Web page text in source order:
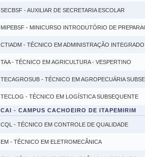
SECBSF - AUXILIAR DE SECRETARIA ESCOLAR
MIPEBSF - MINICURSO INTRODUTÓRIO DE
CTIADM - TÉCNICO EM ADMINISTRAÇÃO
TAA - TÉCNICO EM AGRICULTURA - VESPERTINO
TECAGROSUB - TÉCNICO EM AGROPECUÁRIA
TECLOG - TÉCNICO EM LOGÍSTICA SUBSEQUENTE
CAI - CAMPUS CACHOEIRO DE ITAPEMIRIM
CQL - TÉCNICO EM CONTROLE DE QUALIDADE
EM - TÉCNICO EM ELETROMECÂNICA